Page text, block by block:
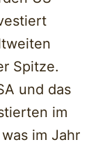
Spitze.
und das
im
im Jahr